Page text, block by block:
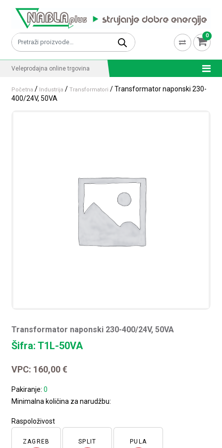
Pretraži: 0
Veleprodajna online trgovina
Početna / Industrija /Transformatori / Transformator naponski 230-
400/24V, 50VA
Transformator naponski 230-400/24V, 50VA
Šifra: T1L-50VA
VPC: 160,00€
Pakiranje:0
Minimalna količina za narudžbu:
Raspoloživost
ZAGREB SPLIT PULA